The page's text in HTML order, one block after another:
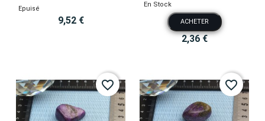
Epuisé
9,52 €
En Stock
ACHETER
2,36 €
favorite_border favorite_border